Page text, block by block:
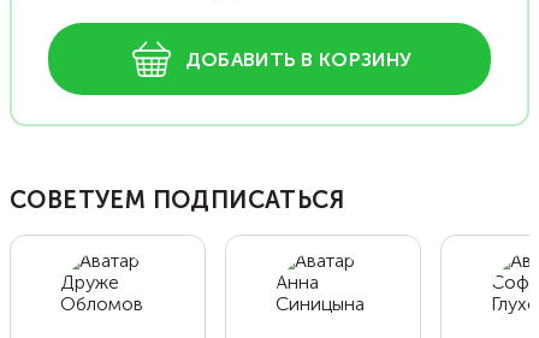
ДОБАВИТЬ В КОРЗИНУ
СОВЕТУЕМ ПОДПИСАТЬСЯ